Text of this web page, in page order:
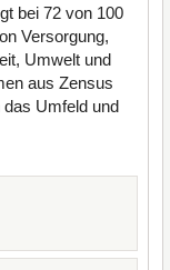
bei 72 von 100
Versorgung,
Umwelt und
aus Zensus
Umfeld und